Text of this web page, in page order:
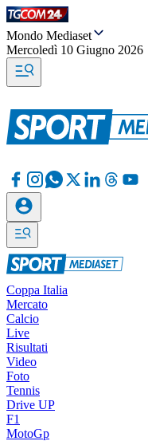
Mondo Mediaset
Mercoledì 10 Giugno 2026
Coppa Italia
Mercato
Calcio
Live
Risultati
Video
Foto
Tennis
Drive UP
F1
MotoGp